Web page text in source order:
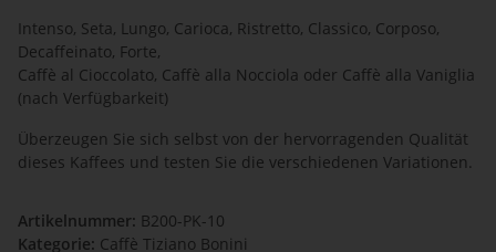
Intenso, Seta, Lungo, Carioca, Ristretto, Classico, Corposo,
Decaffeinato, Forte,
Caffè al Cioccolato, Caffè alla Nocciola oder Caffè alla Vaniglia
(nach Verfügbarkeit)
Überzeugen Sie sich selbst von der hervorragenden Qualität
dieses Kaffees und testen Sie die verschiedenen Variationen.
Artikelnummer: B200-PK-10
Kategorie: Caffè Tiziano Bonini